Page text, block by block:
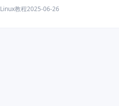
Linux教程2025-06-26